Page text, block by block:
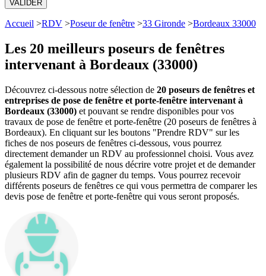
VALIDER
Accueil >RDV >Poseur de fenêtre >33 Gironde >Bordeaux 33000
Les 20 meilleurs poseurs de fenêtres
intervenant à Bordeaux (33000)
Découvrez ci-dessous notre sélection de 20 poseurs de fenêtres et
entreprises de pose de fenêtre et porte-fenêtre intervenant à
Bordeaux (33000) et pouvant se rendre disponibles pour vos
travaux de pose de fenêtre et porte-fenêtre (20 poseurs de fenêtres à
Bordeaux). En cliquant sur les boutons "Prendre RDV" sur les
fiches de nos poseurs de fenêtres ci-dessous, vous pourrez
directement demander un RDV au professionnel choisi. Vous avez
également la possibilité de nous décrire votre projet et de demander
plusieurs RDV afin de gagner du temps. Vous pourrez recevoir
différents poseurs de fenêtres ce qui vous permettra de comparer les
devis pose de fenêtre et porte-fenêtre qui vous seront proposés.